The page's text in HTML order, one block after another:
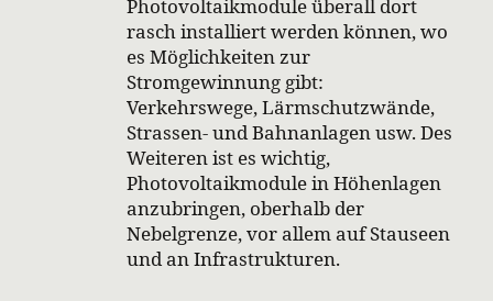
Photovoltaikmodule überall dort
rasch installiert werden können, wo
es Möglichkeiten zur
Stromgewinnung gibt:
Verkehrswege, Lärmschutzwände,
Strassen- und Bahnanlagen usw. Des
Weiteren ist es wichtig,
Photovoltaikmodule in Höhenlagen
anzubringen, oberhalb der
Nebelgrenze, vor allem auf Stauseen
und an Infrastrukturen.